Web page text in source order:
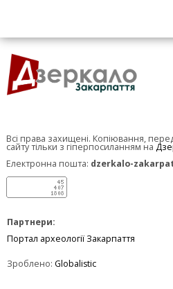
Всі права захищені. Копіювання,
сайту тільки з гіперпосиланням на
Електронна пошта: dzerkalo-
Партнери:
Портал археології Закарпаття
Зроблено: Globalistic